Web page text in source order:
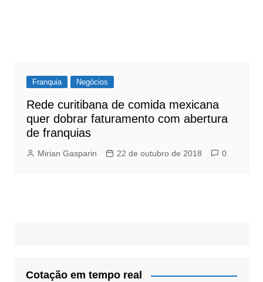
Franquia Negócios
Rede curitibana de comida mexicana
quer dobrar faturamento com abertura
de franquias
Mirian Gasparin 22 de outubro de 2018 0
Cotação em tempo real